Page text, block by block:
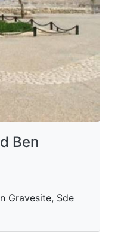
Ben
Gravesite, Sde